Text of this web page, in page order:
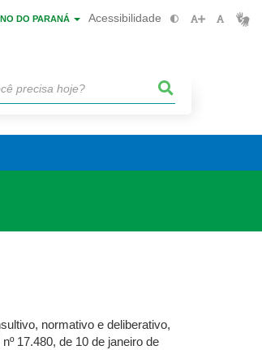
DO PARANÁ Acessibilidade
normativo e deliberativo,
17.480, de 10 de janeiro de